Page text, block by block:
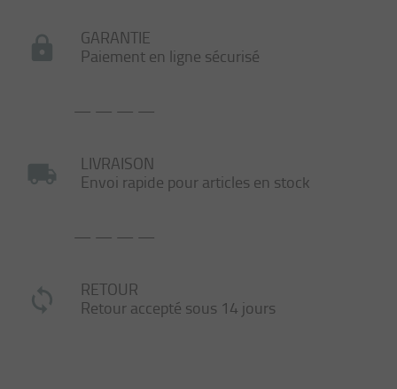
GARANTIE
Paiement en ligne sécurisé
— — — —
LIVRAISON
Envoi rapide pour articles en stock
— — — —
RETOUR
Retour accepté sous 14 jours